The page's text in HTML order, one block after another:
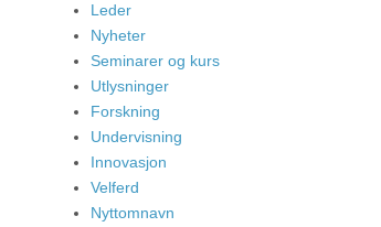
Leder
Nyheter
Seminarer og kurs
Utlysninger
Forskning
Undervisning
Innovasjon
Velferd
Nyttomnavn